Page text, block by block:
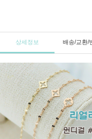
상세정보 배송/교환/